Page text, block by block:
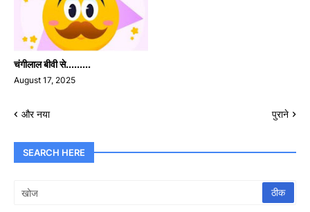
चंगीलाल बीवी से.........
August 17, 2025
और नया पुराने
SEARCH HERE